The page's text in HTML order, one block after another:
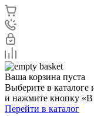
Ваша корзина пуста
Выберите в
и нажмите кнопку «В
Перейти в каталог